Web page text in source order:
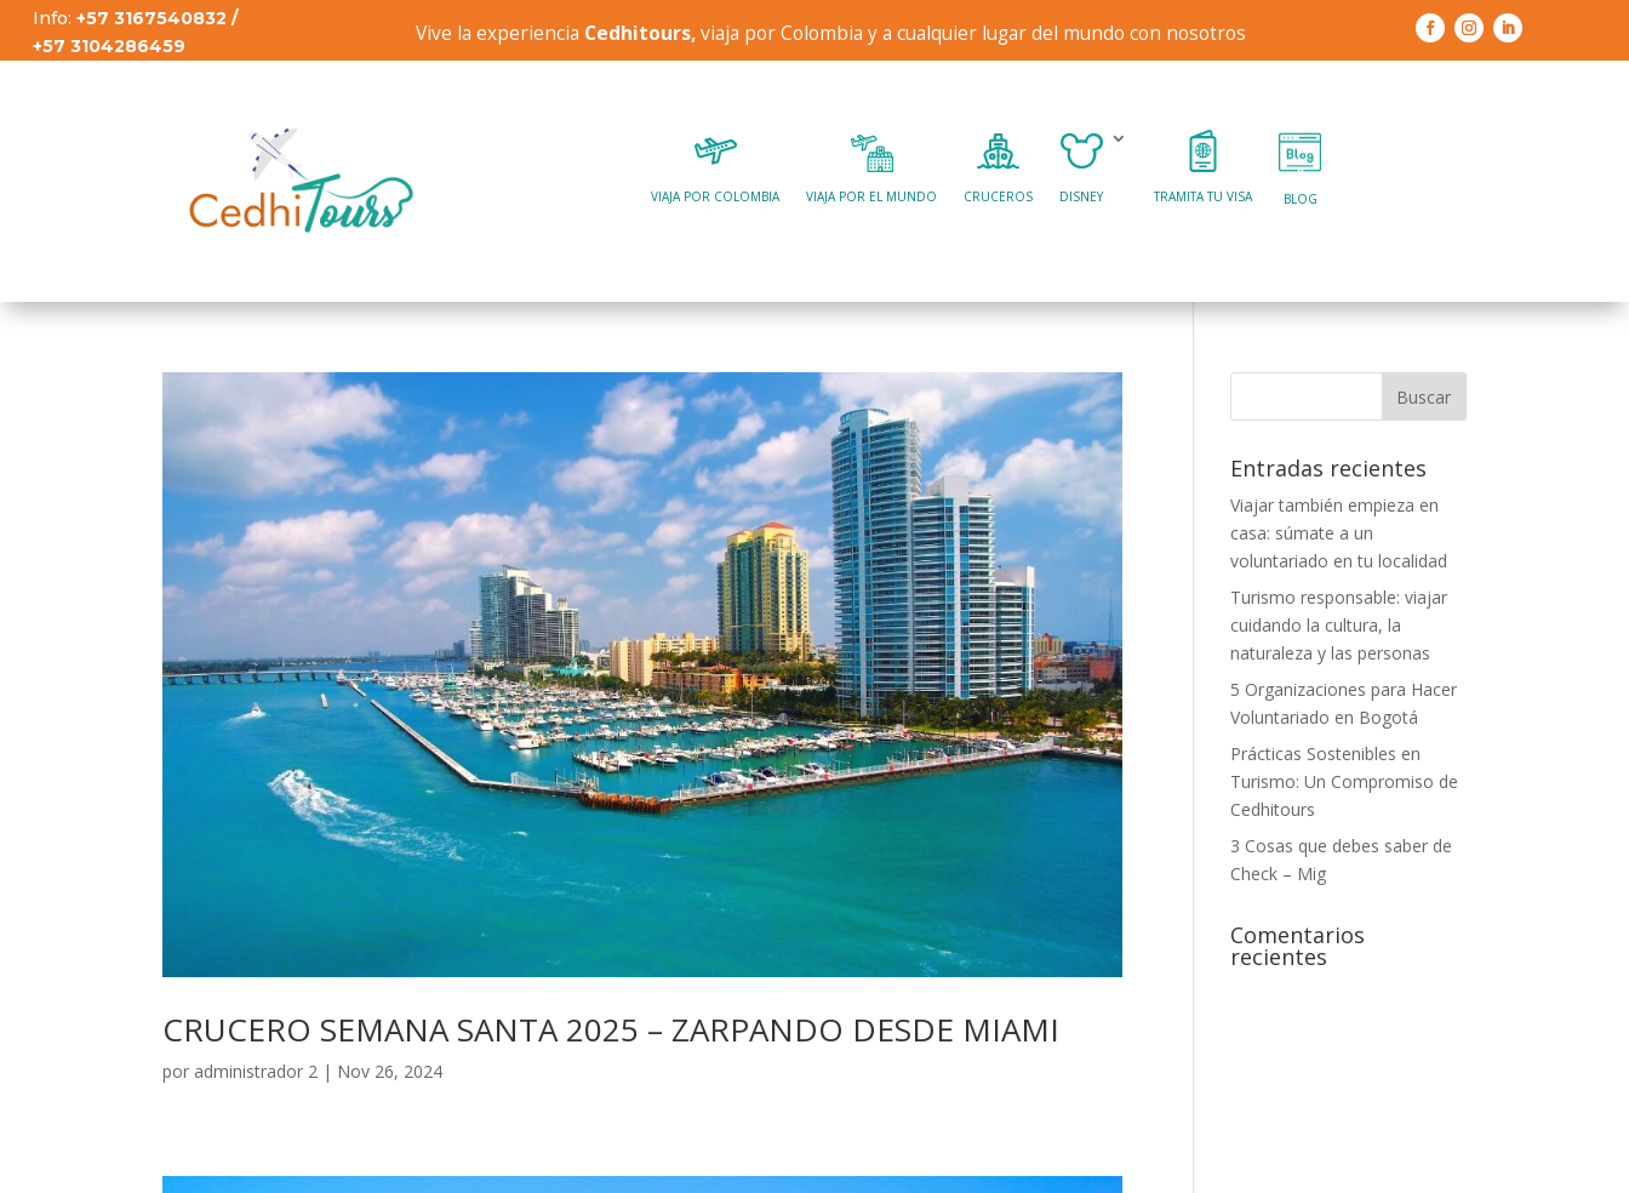
Info: +57 3167540832 /
+57 3104286459
Vive la experiencia Cedhitours,viaja por Colombia y a cualquier lugar del mundo con nosotros
VIAJA POR COLOMBIA VIAJA POR EL MUNDO CRUCEROS DISNEY TRAMITA TU VISA BLOG
CRUCERO SEMANA SANTA 2025 – ZARPANDO DESDE MIAMI
por administrador 2 | Nov 26, 2024
Entradas recientes
Viajar también empieza en
casa: súmate a un
voluntariado en tu localidad
Turismo responsable: viajar
cuidando la cultura, la
naturaleza y las personas
5 Organizaciones para Hacer
Voluntariado en Bogotá
Prácticas Sostenibles en
Turismo: Un Compromiso de
Cedhitours
3 Cosas que debes saber de
Check – Mig
Comentarios
recientes